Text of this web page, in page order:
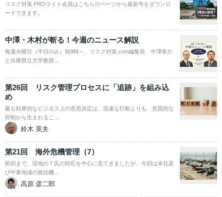
リスク対策.PROライト会員はこちらのページから最新号をダウンロ
ードできます。
中澤・木村が斬る！今週のニュース解説
毎週火曜日（平日のみ）朝9時～、リスク対策.com編集長 中澤幸介
と兵庫県立大学教授…
第26回 リスク管理プロセスに「追跡」を組み込
め
最も効果的なビジネス上の意思決定は、迅速な行動よりも、意図的な
抑制から生まれるこ…
鈴木 英夫
第21回 海外危機管理（7）
前回まで、現地のＴ氏の対応を中心に見てきましたが、今回は本社及
び中東地域の統括機…
高原 彦二郎